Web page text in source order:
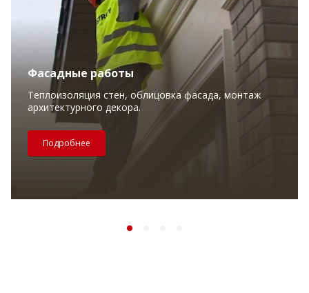
Фасадные работы
Теплоизоляция стен, облицовка фасада, монтаж
архитектурного декора.
Подробнее